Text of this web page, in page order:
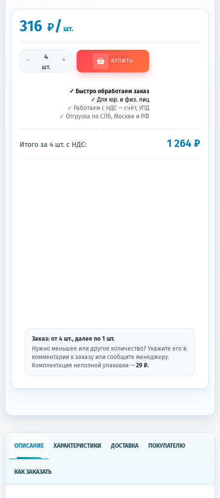
316 ₽/ шт.
-
шт.
+ КУПИТЬ
✓ Быстро обработаем заказ
✓ Для юр. и физ. лиц
✓ Работаем с НДС — счёт, УПД
✓ Отгрузка по СПб, Москве и РФ
Итого за 4 шт. с НДС: 1 264₽
Заказ: от 4 шт., далее по 1 шт.
Нужно меньшее или другое количество? Укажите его в
комментарии к заказу или сообщите менеджеру.
Комплектация неполной упаковки — 29 ₽.
ОПИСАНИЕ ХАРАКТЕРИСТИКИ ДОСТАВКА ПОКУПАТЕЛЮ
КАК ЗАКАЗАТЬ